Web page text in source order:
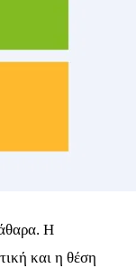
Η
και η θέση